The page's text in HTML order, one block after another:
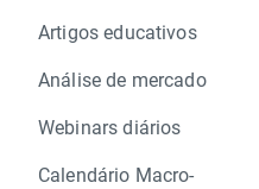
Artigos educativos
Análise de mercado
Webinars diários
Calendário Macro-